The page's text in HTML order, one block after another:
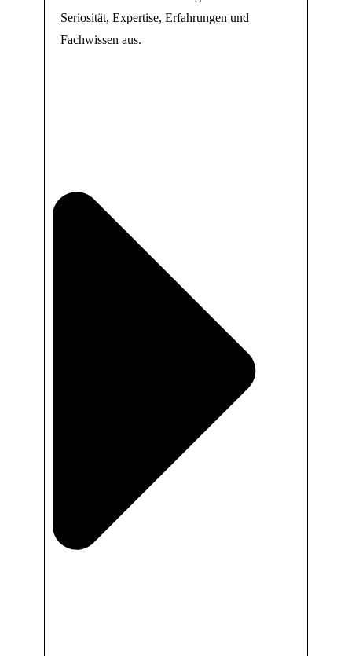
Seriosität, Expertise, Erfahrungen und
Fachwissen aus.